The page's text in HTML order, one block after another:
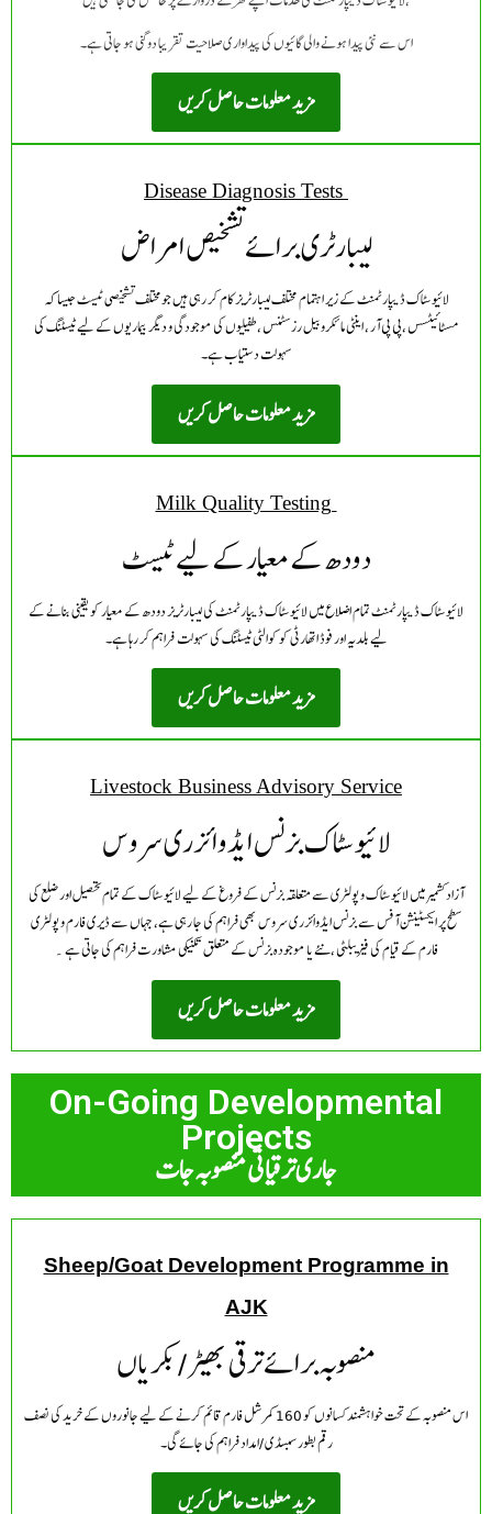
اس سے نئی پیدا ہونے والی گائیوں کی پیداواری صلاحیت تقریبا دوگنی ہو جاتی ہے۔
مزید معلومات حاصل کریں
Disease Diagnosis Tests
لیبارٹری برائے تشخیص امراض
لائیوسٹاک ڈیپارٹمنٹ کے زیر اہتمام مختلف لیبارٹریز کام کر رہی ہیں جو مختلف تشخیصی ٹیسٹ جیسا کہ
مسٹائیٹسس ،پی پی آر ، اینٹی مائکروبیل رزسٹنس ،طفیلیوں کی موجودگی و دیگر بیماریوں کے لیے ٹیسٹنگ کی
سہولت دستیاب ہے۔
مزید معلومات حاصل کریں
Milk Quality Testing
دودھ کے معیار کے لیے ٹیسٹ
لائیوسٹاک ڈیپارٹمنٹ تمام اضلاع میں لائیوسٹاک ڈیپارٹمنٹکی لیبارٹریز دودھ کے معیار کو یقینی بنانے کے
لیے بلدیہ اور فوڈ اتھارٹی کو کوالٹی ٹیسٹنگ کی سہولت فراہم کر رہا ہے۔
مزید معلومات حاصل کریں
Livestock Business Advisory Service
لائیوسٹاک بزنس ایڈوائزری سروس
آزادکشمیر میں لائیوسٹاک و پولٹری سے متعلقہ بزنس کے فروغ کے لیے لائیوسٹاک کے تمام تحصیل اور ضلع کی
سطح پر ایکسٹینشن آفس سے بزنس ایڈوائزری سروس بھی فراہم کی جا رہی ہے، جہاں سے ڈیری فارم و پولٹری
فارم کے قیام کی فیزیبلٹی ،نئے یا موجودہ بزنس کے متعلق تکنیکی مشاورت فراہم کی جاتی ہے۔
مزید معلومات حاصل کریں
On-Going Developmental
Projects
جاری ترقیاتی منصوبہ جات
Sheep/Goat Development Programme in
AJK
منصوبہ برائے ترقی بھیڑ /بکریاں
اس منصوبہ کے تحت خواہشمند کسانوں کو 160 کمرشل فارم قائم کرنے کے لیے جانوروں کے خرید کی نصف
رقم بطور سبسڈی /امداد فراہم کی جائے گی۔
مزید معلومات حاصل کریں